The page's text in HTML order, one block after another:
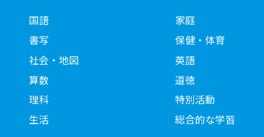
国語
書写
社会・地図
算数
理科
生活
家庭
保健・体育
英語
道徳
特別活動
総合的な学習